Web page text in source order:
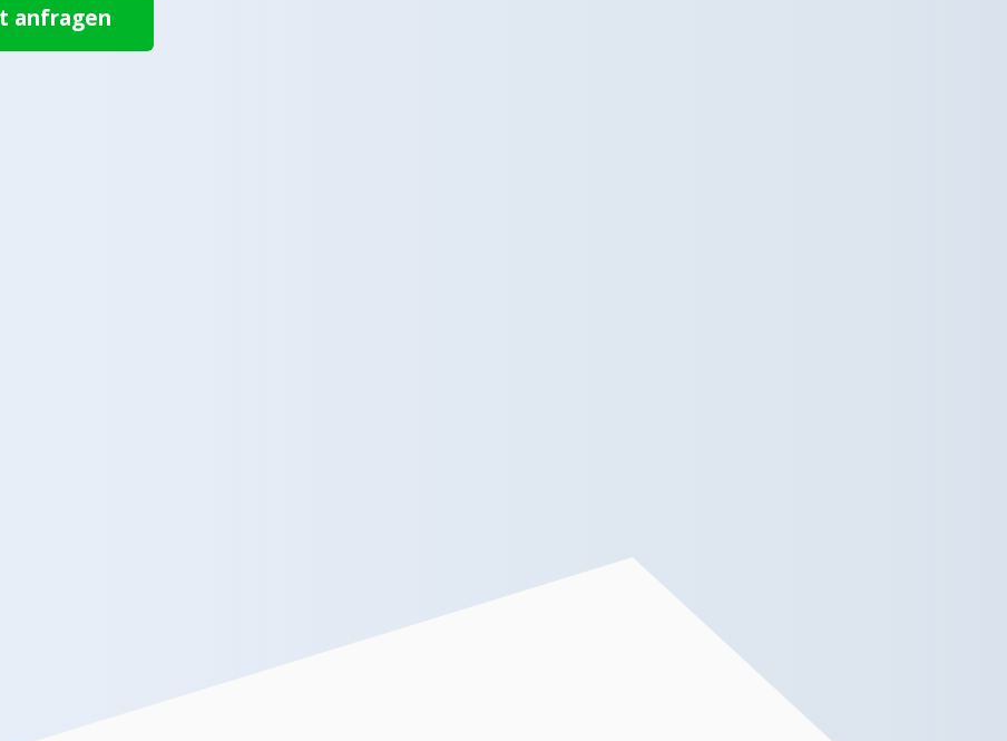
anfragen